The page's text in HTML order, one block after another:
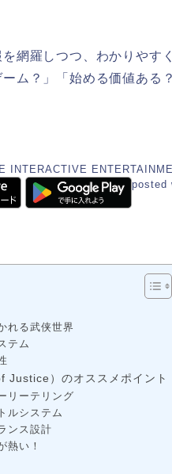
網羅しつつ、わかりやす
ーム？」「始める価値ある
INTERACTIVE
posted
れる武侠世界
テム
Justice）のオススメポイント
リーテリング
ルシステム
ンス設計
熱い！